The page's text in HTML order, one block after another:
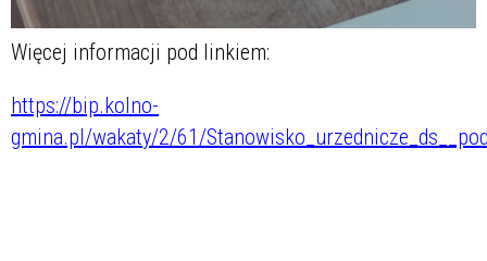
Więcej informacji pod linkiem:
https://bip.kolno-
gmina.pl/wakaty/2/61/